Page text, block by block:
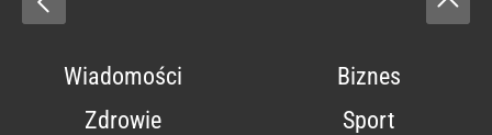
Wiadomości
Biznes
Zdrowie
Sport